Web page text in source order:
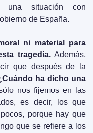
una situación con
de España.
ni material para
tragedia. Además,
que después de la
ha dicho una
nos fijemos en las
es decir, los que
porque hay que
que se refiere a los